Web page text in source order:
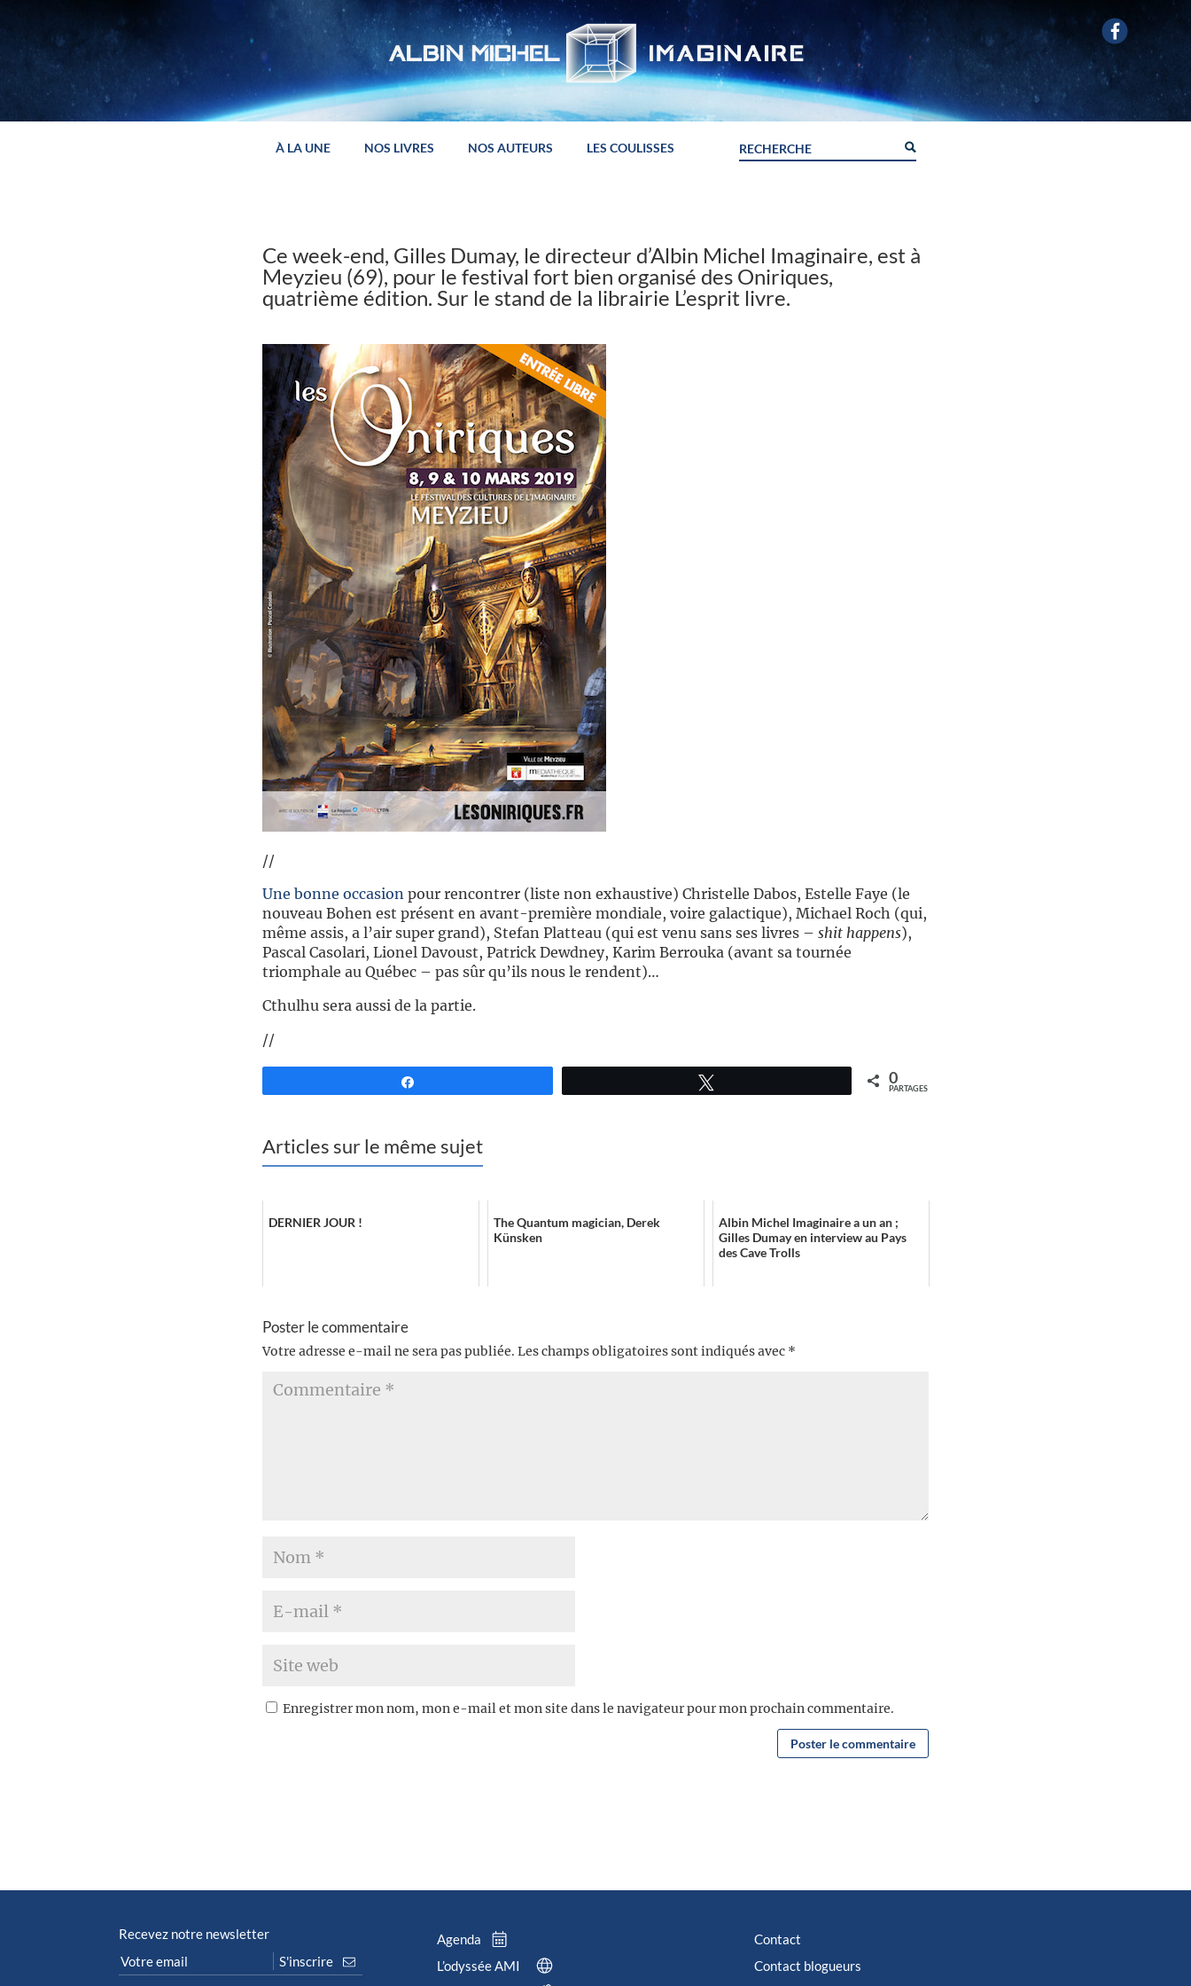
À LA UNE NOS LIVRES NOS AUTEURS LES COULISSES
Ce week-end, Gilles Dumay, le directeur d’Albin Michel Imaginaire, est à
Meyzieu (69), pour le festival fort bien organisé des Oniriques,
quatrième édition. Sur le stand de la librairie L’esprit livre.
//
Une bonne occasionpour rencontrer (liste non exhaustive) Christelle Dabos, Estelle Faye (le
nouveau Bohen est présent en avant-première mondiale, voire galactique), Michael Roch (qui,
même assis, a l’air super grand), Stefan Platteau (qui est venu sans ses livres – shit happens),
Pascal Casolari, Lionel Davoust, Patrick Dewdney, Karim Berrouka (avant sa tournée
triomphale au Québec – pas sûr qu’ils nous le rendent)…
Cthulhu sera aussi de la partie.
//
0
PARTAGES
Articles sur le même sujet
DERNIER JOUR !
The Quantum magician, Derek
Künsken
Albin Michel Imaginaire a un an ;
Gilles Dumay en interview au Pays
des Cave Trolls
Poster le commentaire
Votre adresse e-mail ne sera pas publiée. Les champs obligatoires sont indiqués avec *
Enregistrer mon nom, mon e-mail et mon site dans le navigateur pour mon prochain commentaire.
Recevez notre newsletter
Agenda
L’odyssée AMI
Contact
Contact blogueurs